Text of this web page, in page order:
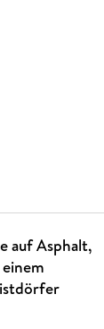
auf Asphalt,